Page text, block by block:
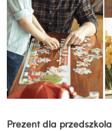
Prezent dla